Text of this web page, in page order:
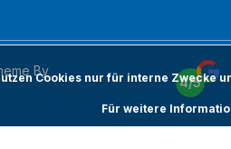
By
4/5
Cookies nur für interne Zwecke
Für weitere